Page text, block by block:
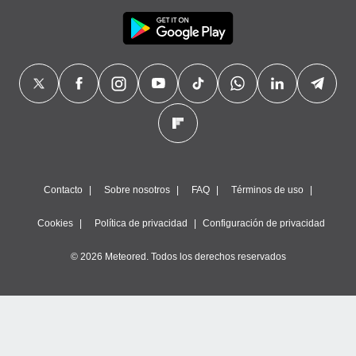
Contacto Sobre nosotros FAQ Términos de uso
Cookies Política de privacidad Configuración de privacidad
© 2026 Meteored. Todos los derechos reservados